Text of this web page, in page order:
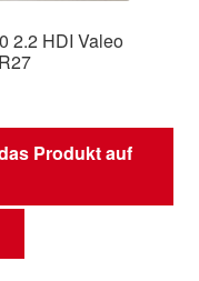
2.2 HDI Valeo
Produkt auf